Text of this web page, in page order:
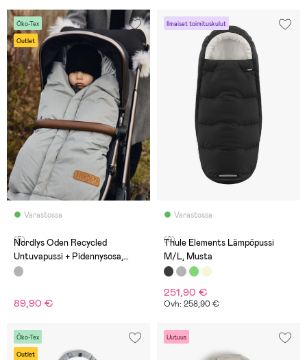
Öko-Tex
Outlet
Varastossa
(5)
Nordlys Oden Recycled
Untuvapussi + Pidennysosa,
Grey Mélange
89,90 €
Ilmaiset toimituskulut
Varastossa
(0)
Thule Elements Lämpöpussi
M/L, Musta
251,90 €
Ovh: 258,90 €
Öko-Tex
Outlet
Uutuus